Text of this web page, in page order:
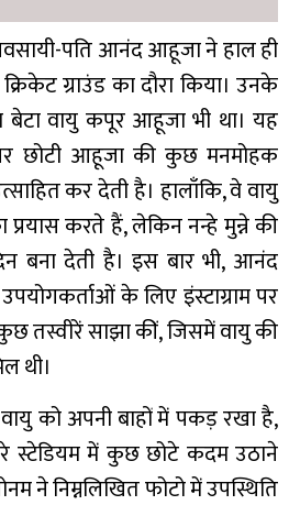
पति आनंद आहूजा ने हाल ही
ग्राउंड का दौरा किया। उनके
वायु कपूर आहूजा भी था। यह
पर छोटी आहूजा की कुछ मनमोहक
कर देती है। हालाँकि, वे वायु
करते हैं, लेकिन नन्हे मुन्ने की
बना देती है। इस बार भी, आनंद
के लिए इंस्टाग्राम पर
तस्वीरें साझा कीं, जिसमें वायु की
थी।
को अपनी बाहों में पकड़ रखा है,
स्टेडियम में कुछ छोटे कदम उठाने
ने निम्नलिखित फोटो में उपस्थिति